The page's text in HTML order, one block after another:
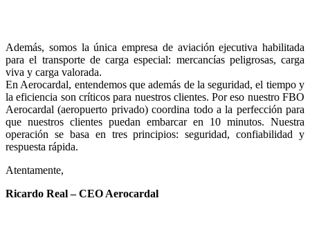
Además, somos la única empresa de aviación ejecutiva habilitada
para el transporte de carga especial: mercancías peligrosas, carga
viva y carga valorada.
En Aerocardal, entendemos que además de la seguridad, el tiempo y
la eficiencia son críticos para nuestros clientes. Por eso nuestro FBO
Aerocardal (aeropuerto privado) coordina todo a la perfección para
que nuestros clientes puedan embarcar en 10 minutos. Nuestra
operación se basa en tres principios: seguridad, confiabilidad y
respuesta rápida.
Atentamente,
Ricardo Real – CEO Aerocardal